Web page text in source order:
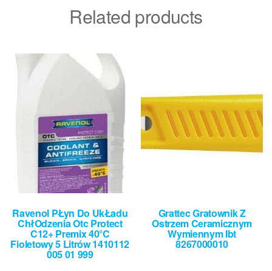
Related products
Ravenol PŁyn Do UkŁadu
ChłOdzenia Otc Protect
C12+ Premix 40°C
Fioletowy 5 Litrów 1410112
005 01 999
Grattec Gratownik Z
Ostrzem Ceramicznym
Wymiennym Ibt
8267000010